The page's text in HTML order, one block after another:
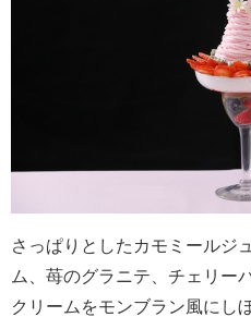
さっぱりとしたカモミールジ
ム、苺のグラニテ、チェリー
クリームをモンブラン風にし